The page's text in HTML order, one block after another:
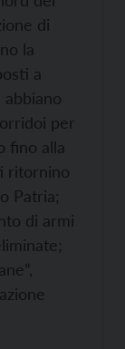
di
la
a
per
fino alla
ritornino
Patria;
di armi